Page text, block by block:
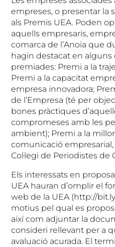
empreses, o presentar la
als Premis UEA. Poden
aquells empresaris,
comarca de l’Anoia que
hagin destacat en alguns
premiades: Premi a la
Premi a la capacitat
empresa innovadora;
de l’Empresa (té per
bones pràctiques
compromeses amb les
ambient); Premi a la
comunicació
Col·legi de Periodistes de
Els interessats en
UEA hauran d’omplir el
web de la UEA (http://
motius pel qual es
així com adjuntar la
consideri rellevant per a
avaluació acurada. El